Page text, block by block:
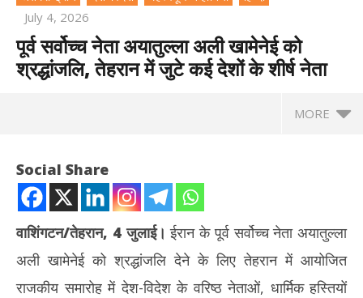
July 4, 2026
पूर्व सर्वोच्च नेता अयातुल्ला अली खामेनेई को
श्रद्धांजलि, तेहरान में जुटे कई देशों के शीर्ष नेता
MORE
Social Share
वाशिंगटन/तेहरान, 4 जुलाई। ईरान के पूर्व सर्वोच्च नेता अयातुल्ला
अली खामेनेई को श्रद्धांजलि देने के लिए तेहरान में आयोजित
राजकीय समारोह में देश-विदेश के वरिष्ठ नेताओं, धार्मिक हस्तियों